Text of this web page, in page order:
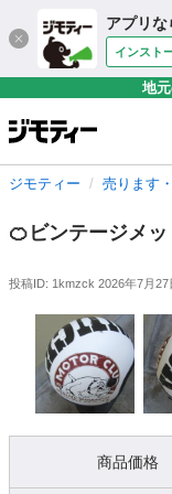
アプリな
インスト
地
ジモティー 売ります
🍊ビンテージメ
投稿ID: 1kmzck 2026年7月27
商品価格